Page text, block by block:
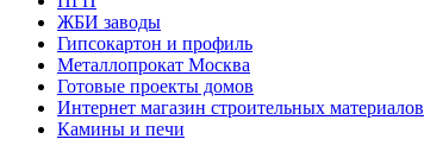
ЖБИ заводы
Гипсокартон и профиль
Металлопрокат Москва
Готовые проекты домов
Интернет магазин строительных материалов
Камины и печи